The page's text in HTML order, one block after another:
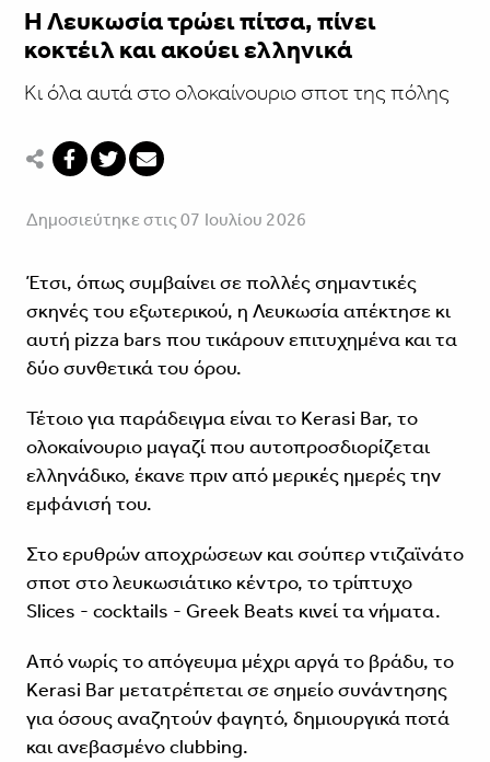
Η Λευκωσία τρώει πίτσα, πίνει
κοκτέιλ και ακούει ελληνικά
Κι όλα αυτά στο ολοκαίνουριο σποτ της πόλης
Δημοσιεύτηκε στις 07 Ιουλίου 2026
Έτσι, όπως συμβαίνει σε πολλές σημαντικές
σκηνές του εξωτερικού, η Λευκωσία απέκτησε κι
αυτή pizza bars που τικάρουν επιτυχημένα και τα
δύο συνθετικά του όρου.
Τέτοιο για παράδειγμα είναι το Kerasi Bar, το
ολοκαίνουριο μαγαζί που αυτοπροσδιορίζεται
ελληνάδικο, έκανε πριν από μερικές ημερές την
εμφάνισή του.
Στο ερυθρών αποχρώσεων και σούπερ ντιζαϊνάτο
σποτ στο λευκωσιάτικο κέντρο, το τρίπτυχο
Slices - cocktails - Greek Beats κινεί τα νήματα.
Από νωρίς το απόγευμα μέχρι αργά το βράδυ, το
Kerasi Bar μετατρέπεται σε σημείο συνάντησης
για όσους αναζητούν φαγητό, δημιουργικά ποτά
και ανεβασμένο clubbing.